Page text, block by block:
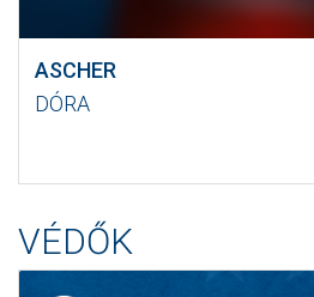
ASCHER
DÓRA
VÉDŐK